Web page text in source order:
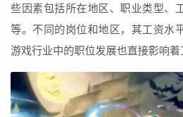
些因素包括所在地区、职业类型、
等。不同的岗位和地区，其工资水
游戏行业中的职位发展也直接影响着